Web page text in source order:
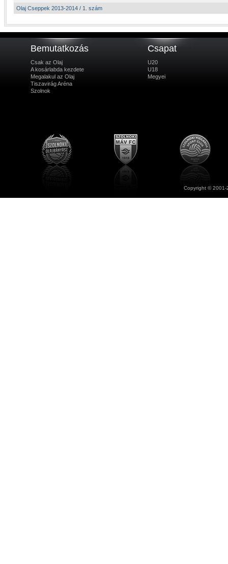
Olaj Cseppek 2013-2014 / 1. szám
Bemutatkozás
Csak az Olaj
A kosárlabda kezdete
Megalakul az Olaj
Tiszavirág Aréna
Szolnok
Csapat
U20
U18
Megyei
Copyright ©